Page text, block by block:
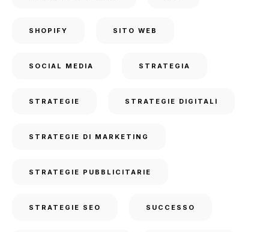
SHOPIFY SITO WEB
SOCIAL MEDIA STRATEGIA
STRATEGIE STRATEGIE DIGITALI
STRATEGIE DI MARKETING
STRATEGIE PUBBLICITARIE
STRATEGIE SEO SUCCESSO